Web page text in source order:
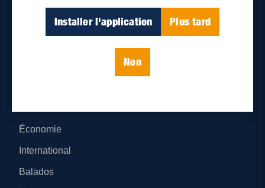
Installer l'application Plus tard
Non
Économie
International
Balados